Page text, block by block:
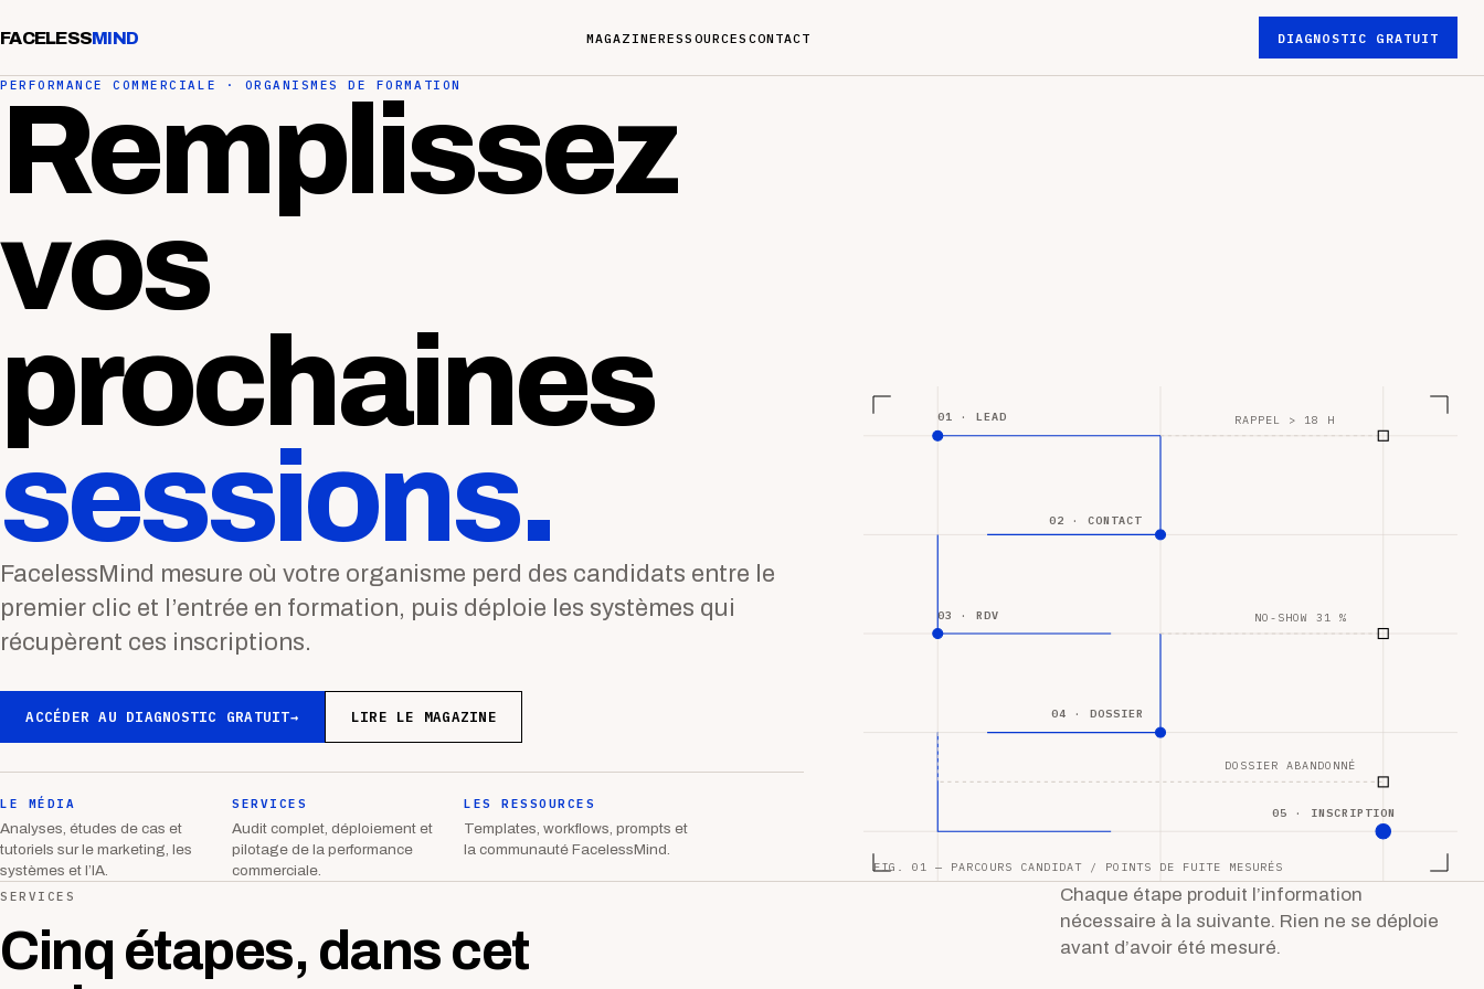
FACELESSMIND MAGAZINERESSOURCES CONTACT DIAGNOSTIC GRATUIT
PERFORMANCE COMMERCIALE · ORGANISMES DE FORMATION
Remplissez
vos
prochaines
sessions.
FacelessMind mesure où votre organisme perd des candidats entre le
premier clic et l’entrée en formation, puis déploie les systèmes qui
récupèrent ces inscriptions.
ACCÉDER AU DIAGNOSTIC GRATUIT→ LIRE LE MAGAZINE
LE MÉDIA
Analyses, études de cas et
tutoriels sur le marketing, les
systèmes et l’IA.
SERVICES
Audit complet, déploiement et
pilotage de la performance
commerciale.
LES RESSOURCES
Templates, workflows, prompts et
la communauté FacelessMind.
01 · LEAD
02 · CONTACT
03 · RDV
04 · DOSSIER
05 · INSCRIPTION
RAPPEL > 18 H
NO-SHOW 31 %
DOSSIER ABANDONNÉ
FIG. 01 — PARCOURS CANDIDAT / POINTS DE FUITE MESURÉS
SERVICES
Cinq étapes, dans cet
Chaque étape produit l’information
nécessaire à la suivante. Rien ne se déploie
avant d’avoir été mesuré.